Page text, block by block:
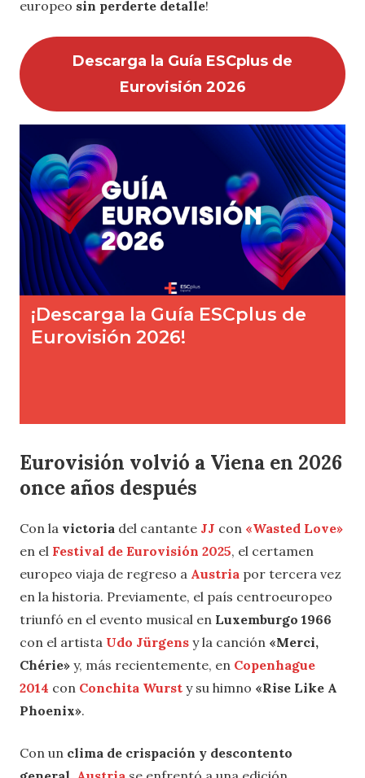
europeo sin perderte detalle!
Descarga la Guía ESCplus de
Eurovisión 2026
Eurovisión volvió a Viena en 2026
once años después
Con la victoria del cantante JJ con «Wasted Love»
en el Festival de Eurovisión 2025, el certamen
europeo viaja de regreso a Austria por tercera vez
en la historia. Previamente, el país centroeuropeo
triunfó en el evento musical en Luxemburgo 1966
con el artista Udo Jürgens y la canción «Merci,
Chérie» y, más recientemente, en Copenhague
2014 con Conchita Wurst y su himno «Rise Like A
Phoenix».
Con un clima de crispación y descontento